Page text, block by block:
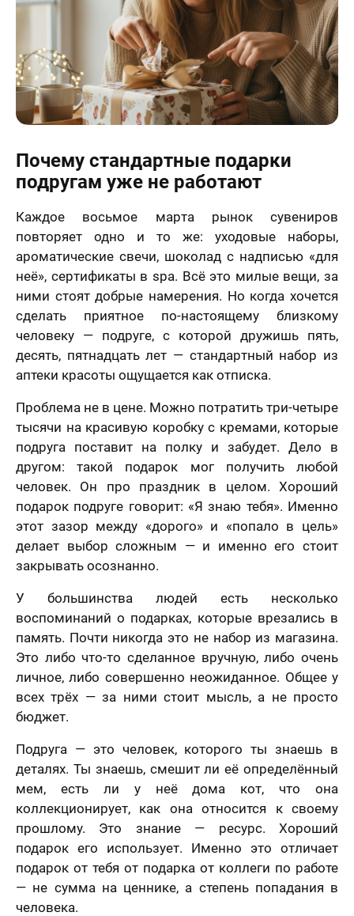
Почему стандартные подарки
подругам уже не работают
Каждое восьмое марта рынок сувениров
повторяет одно и то же: уходовые наборы,
ароматические свечи, шоколад с надписью «для
неё», сертификаты в spa. Всё это милые вещи, за
ними стоят добрые намерения. Но когда хочется
сделать приятное по-настоящему близкому
человеку — подруге, с которой дружишь пять,
десять, пятнадцать лет — стандартный набор из
аптеки красоты ощущается как отписка.
Проблема не в цене. Можно потратить три-четыре
тысячи на красивую коробку с кремами, которые
подруга поставит на полку и забудет. Дело в
другом: такой подарок мог получить любой
человек. Он про праздник в целом. Хороший
подарок подруге говорит: «Я знаю тебя». Именно
этот зазор между «дорого» и «попало в цель»
делает выбор сложным — и именно его стоит
закрывать осознанно.
У большинства людей есть несколько
воспоминаний о подарках, которые врезались в
память. Почти никогда это не набор из магазина.
Это либо что-то сделанное вручную, либо очень
личное, либо совершенно неожиданное. Общее у
всех трёх — за ними стоит мысль, а не просто
бюджет.
Подруга — это человек, которого ты знаешь в
деталях. Ты знаешь, смешит ли её определённый
мем, есть ли у неё дома кот, что она
коллекционирует, как она относится к своему
прошлому. Это знание — ресурс. Хороший
подарок его использует. Именно это отличает
подарок от тебя от подарка от коллеги по работе
— не сумма на ценнике, а степень попадания в
человека.